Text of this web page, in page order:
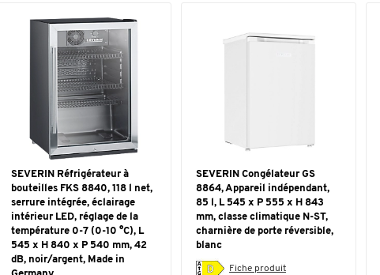
SEVERIN Réfrigérateur à
bouteilles FKS 8840, 118 l net,
serrure intégrée, éclairage
intérieur LED, réglage de la
température 0-7 (0-10 °C), L
545 x H 840 x P 540 mm, 42
dB, noir/argent, Made in
SEVERIN Congélateur GS
8864, Appareil indépendant,
85 l, L 545 x P 555 x H 843
mm, classe climatique N-ST,
charnière de porte réversible,
blanc
Fiche produit